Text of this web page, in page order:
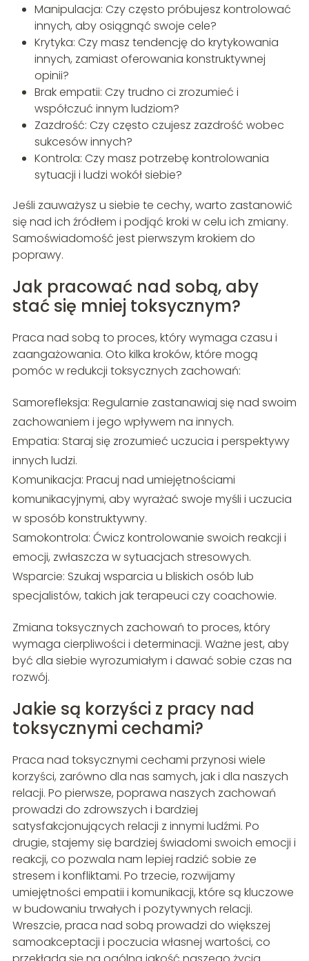
Manipulacja: Czy często próbujesz kontrolować
innych, aby osiągnąć swoje cele?
Krytyka: Czy masz tendencję do krytykowania
innych, zamiast oferowania konstruktywnej
opinii?
Brak empatii: Czy trudno ci zrozumieć i
współczuć innym ludziom?
Zazdrość: Czy często czujesz zazdrość wobec
sukcesów innych?
Kontrola: Czy masz potrzebę kontrolowania
sytuacji i ludzi wokół siebie?
Jeśli zauważysz u siebie te cechy, warto zastanowić
się nad ich źródłem i podjąć kroki w celu ich zmiany.
Samoświadomość jest pierwszym krokiem do
poprawy.
Jak pracować nad sobą, aby
stać się mniej toksycznym?
Praca nad sobą to proces, który wymaga czasu i
zaangażowania. Oto kilka kroków, które mogą
pomóc w redukcji toksycznych zachowań:
Samorefleksja: Regularnie zastanawiaj się nad swoim
zachowaniem i jego wpływem na innych.
Empatia: Staraj się zrozumieć uczucia i perspektywy
innych ludzi.
Komunikacja: Pracuj nad umiejętnościami
komunikacyjnymi, aby wyrażać swoje myśli i uczucia
w sposób konstruktywny.
Samokontrola: Ćwicz kontrolowanie swoich reakcji i
emocji, zwłaszcza w sytuacjach stresowych.
Wsparcie: Szukaj wsparcia u bliskich osób lub
specjalistów, takich jak terapeuci czy coachowie.
Zmiana toksycznych zachowań to proces, który
wymaga cierpliwości i determinacji. Ważne jest, aby
być dla siebie wyrozumiałym i dawać sobie czas na
rozwój.
Jakie są korzyści z pracy nad
toksycznymi cechami?
Praca nad toksycznymi cechami przynosi wiele
korzyści, zarówno dla nas samych, jak i dla naszych
relacji. Po pierwsze, poprawa naszych zachowań
prowadzi do zdrowszych i bardziej
satysfakcjonujących relacji z innymi ludźmi. Po
drugie, stajemy się bardziej świadomi swoich emocji i
reakcji, co pozwala nam lepiej radzić sobie ze
stresem i konfliktami. Po trzecie, rozwijamy
umiejętności empatii i komunikacji, które są kluczowe
w budowaniu trwałych i pozytywnych relacji.
Wreszcie, praca nad sobą prowadzi do większej
samoakceptacji i poczucia własnej wartości, co